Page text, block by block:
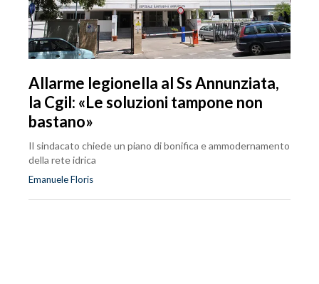
Allarme legionella al Ss Annunziata,
la Cgil: «Le soluzioni tampone non
bastano»
Il sindacato chiede un piano di bonifica e ammodernamento
della rete idrica
Emanuele Floris